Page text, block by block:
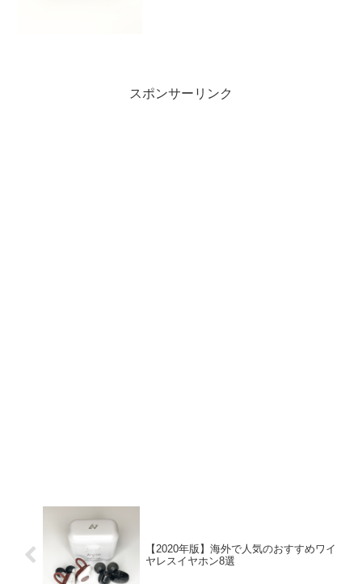
スポンサーリンク
【2020年版】海外で人気のおすすめワイ
ヤレスイヤホン8選